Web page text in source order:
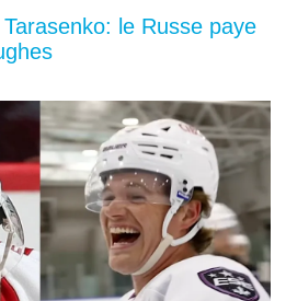
le Russe paye